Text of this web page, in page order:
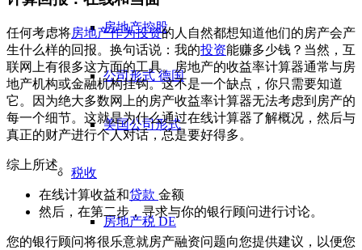
房地产控股
公司形式 德国
美国公司形式
税收
房地产税 DE
任何考虑将房地产作为投资的人自然都想知道他们的房产会产
生什么样的回报。换句话说：我的投资能赚多少钱？当然，互
联网上有很多这方面的工具。房地产的收益率计算器通常与房
地产机构或金融机构挂钩。这不是一个缺点，你只需要知道
它。因为绝大多数网上的房产收益率计算器无法考虑到房产的
每一个细节。这就是为什么通过在线计算器了解概况，然后与
真正的财产进行个人对话，总是要好得多。
综上所述。
在线计算收益和贷款 金额
然后，在第二步，寻求与你的银行顾问进行讨论。
您的银行顾问将很乐意就房产融资问题向您提供建议，以便您